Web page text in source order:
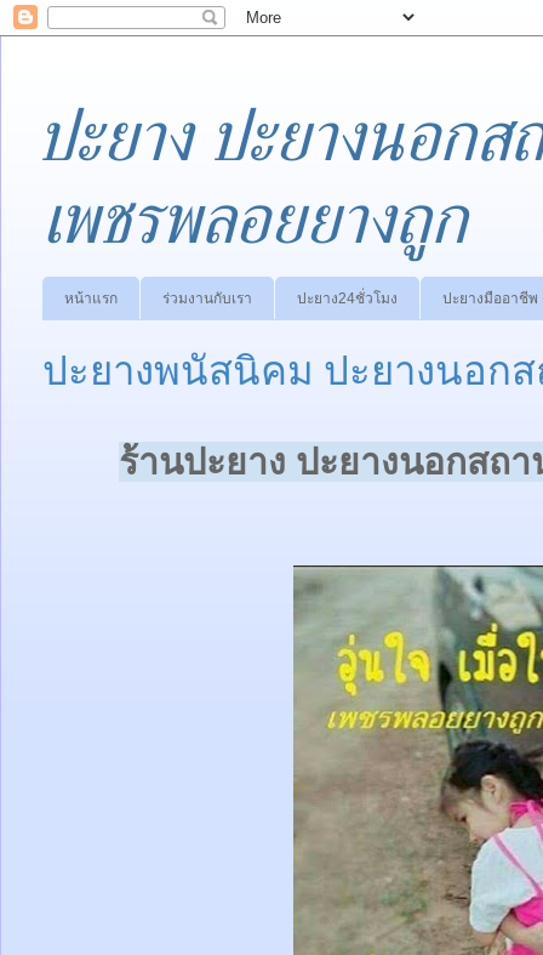
ปะยาง ปะยางนอก
เพชรพลอยยางถูก
หน้าแรก ร่วมงานกับเรา ปะยาง24ชั่วโมง ปะยางมืออาชีพ
ปะยางพนัสนิคม ปะยางนอกส
ร้านปะยาง ปะยางนอกสถ